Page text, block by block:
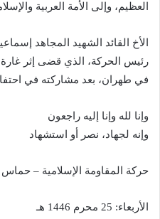
العظيم، وإلى الأمة العربية
الأخ القائد الشهيد المجاهد
رئيس الحركة، الذي قضى إثر
في طهران، بعد مشاركته في
وإنا لله وإنا إليه راجعون
وإنه لجهاد، نصر أو استشهاد
حركة المقاومة الإسلامية – حماس
الأربعاء: 25 محرم 1446 هـ